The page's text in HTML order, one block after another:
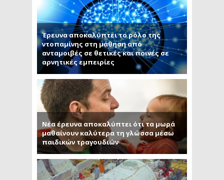
Έρευνα αποκαλύπτει το ρόλο της
ντοπαμίνης στη μάθηση από
ανταμοιβές σε θετικές και ποινές σε
αρνητικές εμπειρίες
Νέα έρευνα αποκαλύπτει ότι τα μωρά
μαθαίνουν καλύτερα τη γλώσσα μέσω
παιδικών τραγουδιών